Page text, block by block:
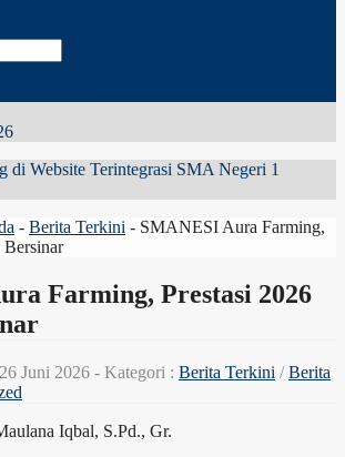
di Website Terintegrasi SMA Negeri 1
- Berita Terkini - SMANESI Aura Farming,
Bersinar
Farming, Prestasi 2026
Juni 2026 - Kategori : Berita Terkini /Berita
Iqbal, S.Pd., Gr.